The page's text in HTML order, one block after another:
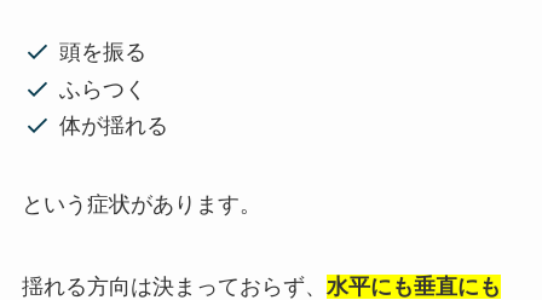
頭を振る
ふらつく
体が揺れる
という症状があります。
揺れる方向は決まっておらず、 水平にも垂直にも